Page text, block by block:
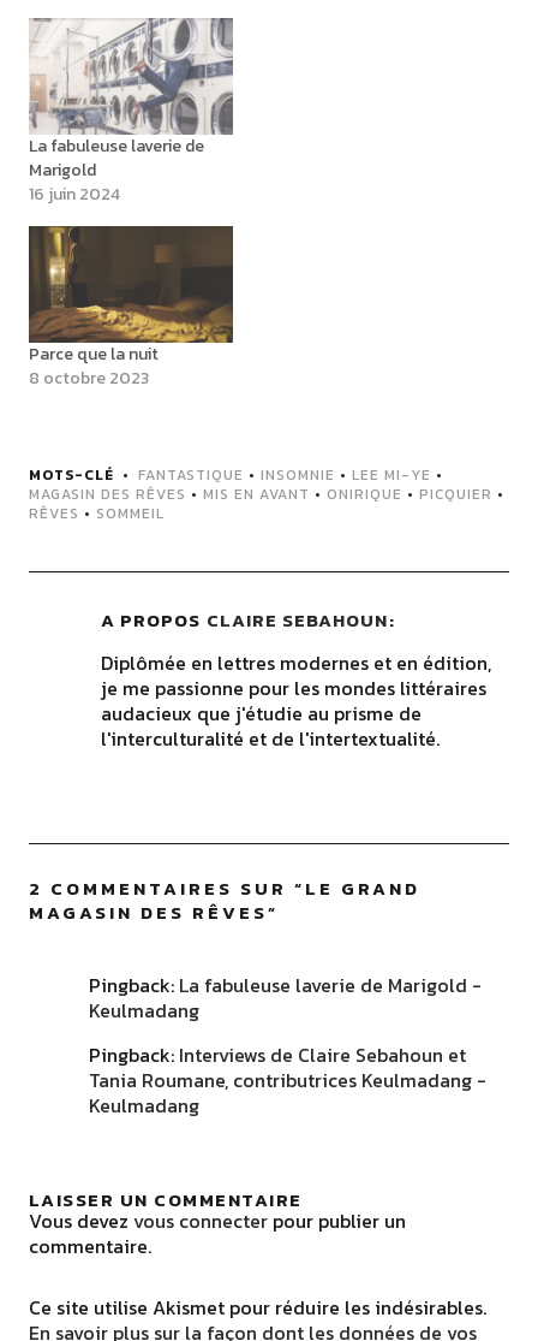
La fabuleuse laverie de
Marigold
16 juin 2024
Parce que la nuit
8 octobre 2023
MOTS-CLÉ FANTASTIQUE • INSOMNIE • LEE MI-YE •
MAGASIN DES RÊVES • MIS EN AVANT • ONIRIQUE • PICQUIER •
RÊVES • SOMMEIL
A PROPOS CLAIRE SEBAHOUN
Diplômée en lettres modernes et en édition,
je me passionne pour les mondes littéraires
audacieux que j'étudie au prisme de
l'interculturalité et de l'intertextualité.
2 COMMENTAIRES SUR “LE GRAND
MAGASIN DES RÊVES”
Pingback: La fabuleuse laverie de Marigold -
Keulmadang
Pingback: Interviews de Claire Sebahoun et
Tania Roumane, contributrices Keulmadang -
Keulmadang
LAISSER UN COMMENTAIRE
Vous devez vous connecterpour publier un
commentaire.
Ce site utilise Akismet pour réduire les indésirables.
En savoir plus sur la façon dont les données de vos